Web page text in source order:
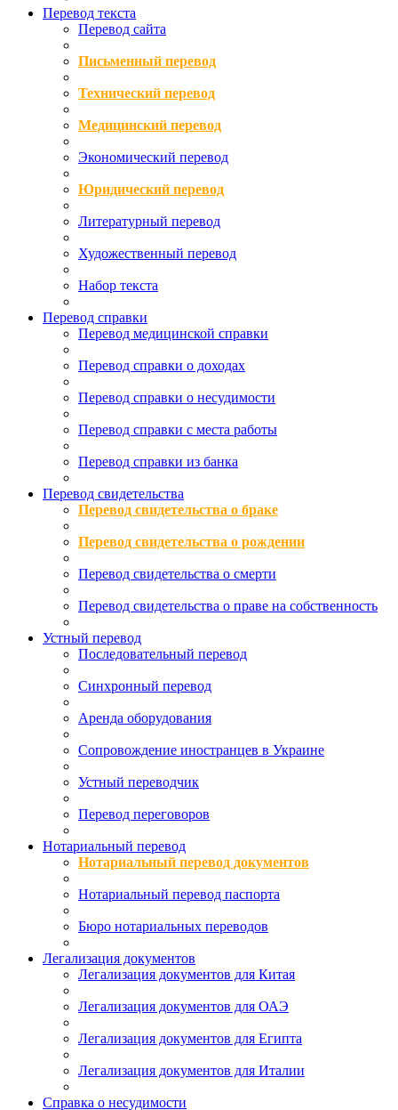
Перевод текста
Перевод сайта
Письменный перевод
Технический перевод
Медицинский перевод
Экономический перевод
Юридический перевод
Литературный перевод
Художественный перевод
Набор текста
Перевод справки
Перевод медицинской справки
Перевод справки о доходах
Перевод справки о несудимости
Перевод справки с места работы
Перевод справки из банка
Перевод свидетельства
Перевод свидетельства о браке
Перевод свидетельства о рождении
Перевод свидетельства о смерти
Перевод свидетельства о праве на собственность
Устный перевод
Последовательный перевод
Синхронный перевод
Аренда оборудования
Сопровождение иностранцев в Украине
Устный переводчик
Перевод переговоров
Нотариальный перевод
Нотариальный перевод документов
Нотариальный перевод паспорта
Бюро нотариальных переводов
Легализация документов
Легализация документов для Китая
Легализация документов для ОАЭ
Легализация документов для Египта
Легализация документов для Италии
Справка о несудимости